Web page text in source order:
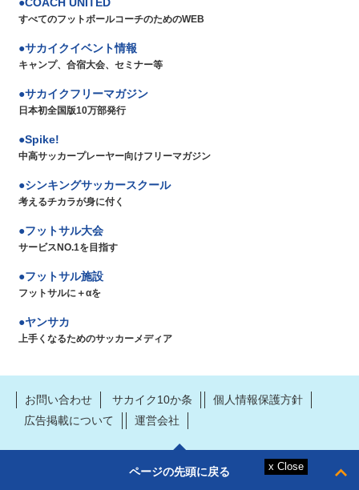
すべてのフットボールコーチのためのWEB
サカイクイベント情報
キャンプ、合宿大会、セミナー等
サカイクフリーマガジン
日本初全国版10万部発行
Spike!
中高サッカープレーヤー向けフリーマガジン
シンキングサッカースクール
考えるチカラが身に付く
フットサル大会
サービスNO.1を目指す
フットサル施設
フットサルに＋αを
ヤンサカ
上手くなるためのサッカーメディア
お問い合わせ サカイク10か条
個人情報保護方針
広告掲載について
運営会社
ページの先頭に戻る